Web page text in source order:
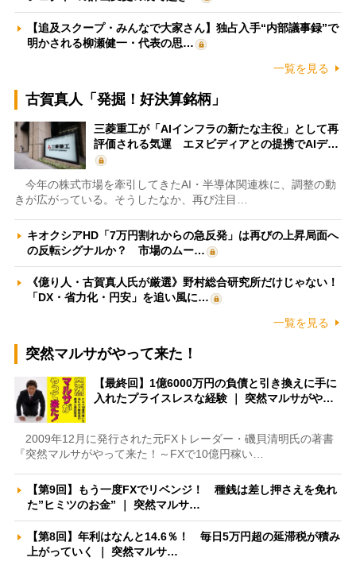
【追及スクープ・みんなで大家さん】独占入手“内部議事録”で
明かされる柳瀬健一・代表の思…
一覧を見る
古賀真人「発掘！好決算銘柄」
三菱重工が「AIインフラの新たな主役」として再
評価される気運 エヌビディアとの提携でAIデ…
今年の株式市場を牽引してきたAI・半導体関連株に、調整の動
きが広がっている。そうしたなか、再び注目…
キオクシアHD「7万円割れからの急反発」は再びの上昇局面へ
の反転シグナルか？ 市場のムー…
《億り人・古賀真人氏が厳選》野村総合研究所だけじゃない！
「DX・省力化・円安」を追い風に…
一覧を見る
突然マルサがやって来た！
【最終回】1億6000万円の負債と引き換えに手に
入れたプライスレスな経験 ｜ 突然マルサがや…
2009年12月に発行された元FXトレーダー・磯貝清明氏の著書
『突然マルサがやって来た！～FXで10億円稼い…
【第9回】もう一度FXでリベンジ！ 種銭は差し押さえを免れ
た”ヒミツのお金” ｜ 突然マルサ…
【第8回】年利はなんと14.6％！ 毎日5万円超の延滞税が積み
上がっていく ｜ 突然マルサ…